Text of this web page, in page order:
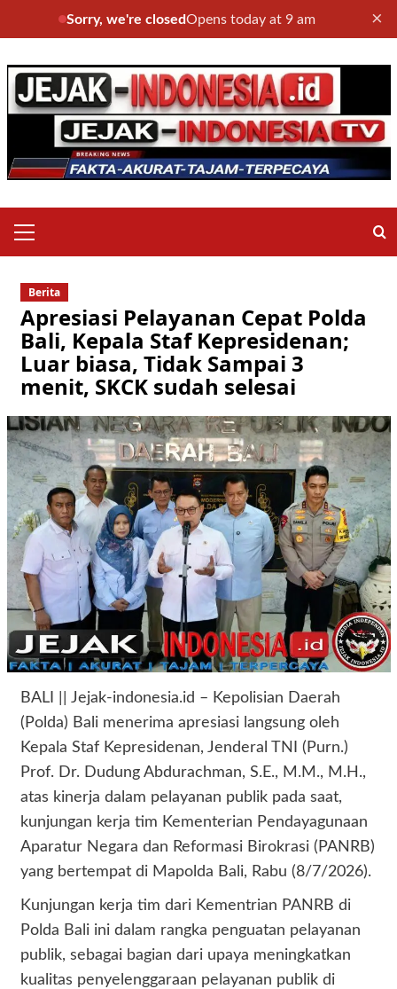
Sorry, we're closedOpens today at 9 am ×
to
content
Menu
Berita
Apresiasi Pelayanan Cepat Polda
Bali, Kepala Staf Kepresidenan;
Luar biasa, Tidak Sampai 3
menit, SKCK sudah selesai
BALI || Jejak-indonesia.id – Kepolisian Daerah
(Polda) Bali menerima apresiasi langsung oleh
Kepala Staf Kepresidenan, Jenderal TNI (Purn.)
Prof. Dr. Dudung Abdurachman, S.E., M.M., M.H.,
atas kinerja dalam pelayanan publik pada saat,
kunjungan kerja tim Kementerian Pendayagunaan
Aparatur Negara dan Reformasi Birokrasi (PANRB)
yang bertempat di Mapolda Bali, Rabu (8/7/2026).
Kunjungan kerja tim dari Kementrian PANRB di
Polda Bali ini dalam rangka penguatan pelayanan
publik, sebagai bagian dari upaya meningkatkan
kualitas penyelenggaraan pelayanan publik di